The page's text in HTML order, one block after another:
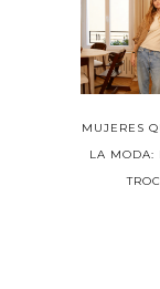
MUJERES
LA MODA: